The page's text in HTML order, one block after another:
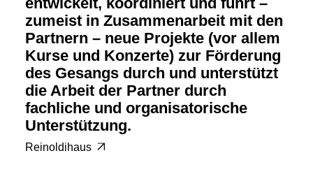
zumeist in Zusammenarbeit mit den
Partnern – neue Projekte (vor allem
Kurse und Konzerte) zur Förderung
des Gesangs durch und unterstützt
die Arbeit der Partner durch
fachliche und organisatorische
Unterstützung.
Reinoldihaus